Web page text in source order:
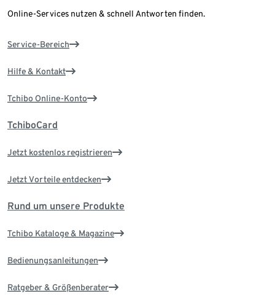
Online-Services nutzen & schnell Antworten finden.
Service-Bereich
Hilfe & Kontakt
Tchibo Online-Konto
TchiboCard
Jetzt kostenlos registrieren
Jetzt Vorteile entdecken
Rund um unsere Produkte
Tchibo Kataloge & Magazine
Bedienungsanleitungen
Ratgeber & Größenberater